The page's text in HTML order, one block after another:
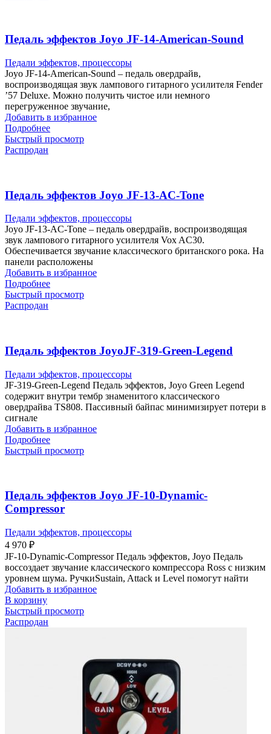
Педаль эффектов Joyo JF-14-American-Sound
Педали эффектов, процессоры
Joyo JF-14-American-Sound – педаль овердрайв,
воспроизводящая звук лампового гитарного усилителя Fender
’57 Deluxe. Можно получить чистое или немного
перегруженное звучание,
Добавить в избранное
Подробнее
Быстрый просмотр
Распродан
Педаль эффектов Joyo JF-13-AC-Tone
Педали эффектов, процессоры
Joyo JF-13-AC-Tone – педаль овердрайв, воспроизводящая
звук лампового гитарного усилителя Vox AC30.
Обеспечивается звучание классического британского рока. На
панели расположены
Добавить в избранное
Подробнее
Быстрый просмотр
Распродан
Педаль эффектов JoyoJF-319-Green-Legend
Педали эффектов, процессоры
JF-319-Green-Legend Педаль эффектов, Joyo Green Legend
содержит внутри тембр знаменитого классического
овердрайва TS808. Пассивный байпас минимизирует потери в
сигнале
Добавить в избранное
Подробнее
Быстрый просмотр
Педаль эффектов Joyo JF-10-Dynamic-
Compressor
Педали эффектов, процессоры
4 970 ₽
JF-10-Dynamic-Compressor Педаль эффектов, Joyo Педаль
воссоздает звучание классического компрессора Ross с низким
уровнем шума. РучкиSustain, Attack и Level помогут найти
Добавить в избранное
В корзину
Быстрый просмотр
Распродан